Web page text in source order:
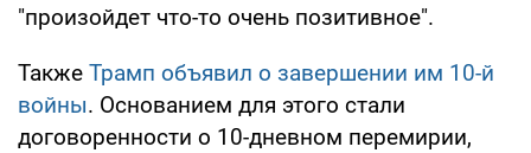
"произойдет что-то очень позитивное".
Также Трамп объявил о завершении им 10-й
войны. Основанием для этого стали
договоренности о 10-дневном перемирии,